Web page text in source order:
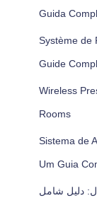
Guida
Système de
Guide
Wireless
Rooms
Sistema de
Um Guia
دليل شامل